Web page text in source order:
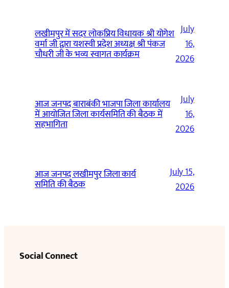
लखीमपुर में सदर लोकप्रिय विधायक श्री योगेश
वर्मा जी द्वारा यशस्वी प्रदेश अध्यक्ष श्री पंकज
चौधरी जी के भव्य स्वागत कार्यक्रम
July
16,
2026
आज जनपद बाराबंकी भाजपा जिला कार्यालय
में आयोजित जिला कार्यसमिति की बैठक में
सहभागिता
July
16,
2026
आज जनपद लखीमपुर जिला कार्य
समिति की बैठक
July 15,
2026
Social Connect